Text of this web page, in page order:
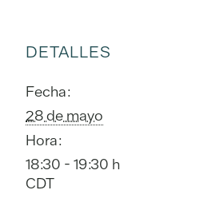
DETALLES
Fecha:
28 de mayo
Hora:
18:30 - 19:30 h
CDT